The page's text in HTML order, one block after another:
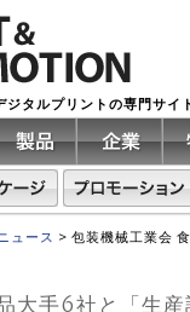
ジタルプリントの専門サ
ュース > 包装機械工業会
大手6社と「生